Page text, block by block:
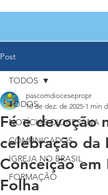
Post
TODOS
NOTÍCIAS DIOCESANA
COMUNICADOS
IGREJA NO BRASIL
FORMAÇÃO
TODOS
Fé e devoção
celebração da
Conceição em
Folha
pascomdiocesepropr
10 de dez. de 2025 1 min